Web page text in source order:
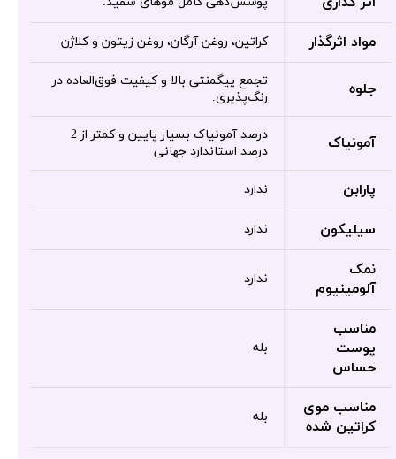
مواد اثرگذار کراتین، روغن آرگان، روغن زیتون و کلاژن
جلوه
تجمع پیگمنتی بالا و کیفیت فوق‌العاده در
رنگ‌پذیری.
آمونیاک
درصد آمونیاک بسیار پایین و کمتر از 2
درصد استاندارد جهانی
پارابن ندارد
سیلیکون ندارد
نمک
آلومینیوم
ندارد
مناسب
پوست
حساس
بله
مناسب موی
کراتین شده
بله